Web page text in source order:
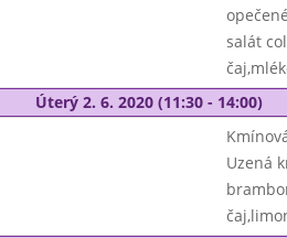
salát
Úterý 2. 6. 2020 (11:30 - 14:00)
Uzená